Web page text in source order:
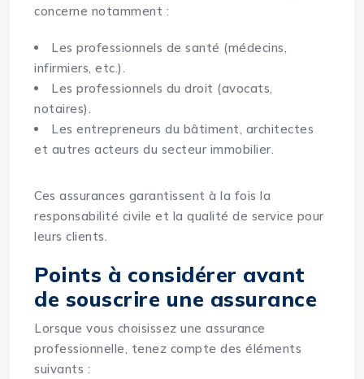
concerne notamment :
Les professionnels de santé (médecins,
infirmiers, etc.).
Les professionnels du droit (avocats,
notaires).
Les entrepreneurs du bâtiment, architectes
et autres acteurs du secteur immobilier.
Ces assurances garantissent à la fois la
responsabilité civile et la qualité de service pour
leurs clients.
Points à considérer avant
de souscrire une assurance
Lorsque vous choisissez une assurance
professionnelle, tenez compte des éléments
suivants :